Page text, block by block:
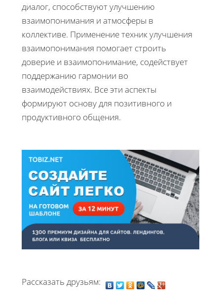
диалог, способствуют улучшению
взаимопонимания и атмосферы в
коллективе. Применение техник улучшения
взаимопонимания помогает строить
доверие и взаимопонимание, содействует
поддержанию гармонии во
взаимодействиях. Все эти аспекты
формируют основу для позитивного и
продуктивного общения.
Рассказать друзьям: